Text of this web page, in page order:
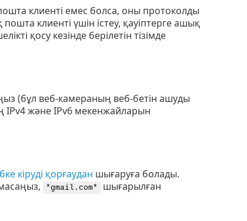
клиенті емес болса, оны протоколды
клиенті үшін істеу, қауіптерге ашық
қосу кезінде берілетін тізімде
(бұл веб-камераның веб-бетін ашуды
IPv4 және IPv6 мекенжайларын
кіруді қорғаудан шығаруға болады.
*gmail.com*
шығарылған